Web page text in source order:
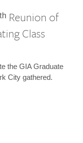
Reunion of
Class
the GIA Graduate
City gathered.